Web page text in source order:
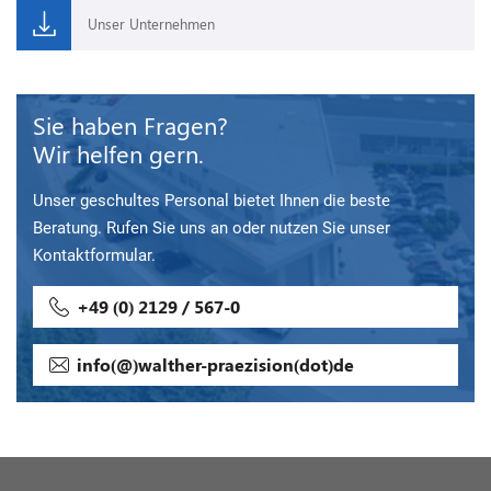
Unser Unternehmen
Sie haben Fragen?
Wir helfen gern.
Unser geschultes Personal bietet Ihnen die beste
Beratung. Rufen Sie uns an oder nutzen Sie unser
Kontaktformular.
+49 (0) 2129 / 567-0
info(@)walther-praezision(dot)de